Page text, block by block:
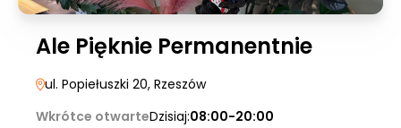
Ale Pięknie Permanentnie
ul. Popiełuszki 20, Rzeszów
Wkrótce otwarteDzisiaj:08:00-20:00